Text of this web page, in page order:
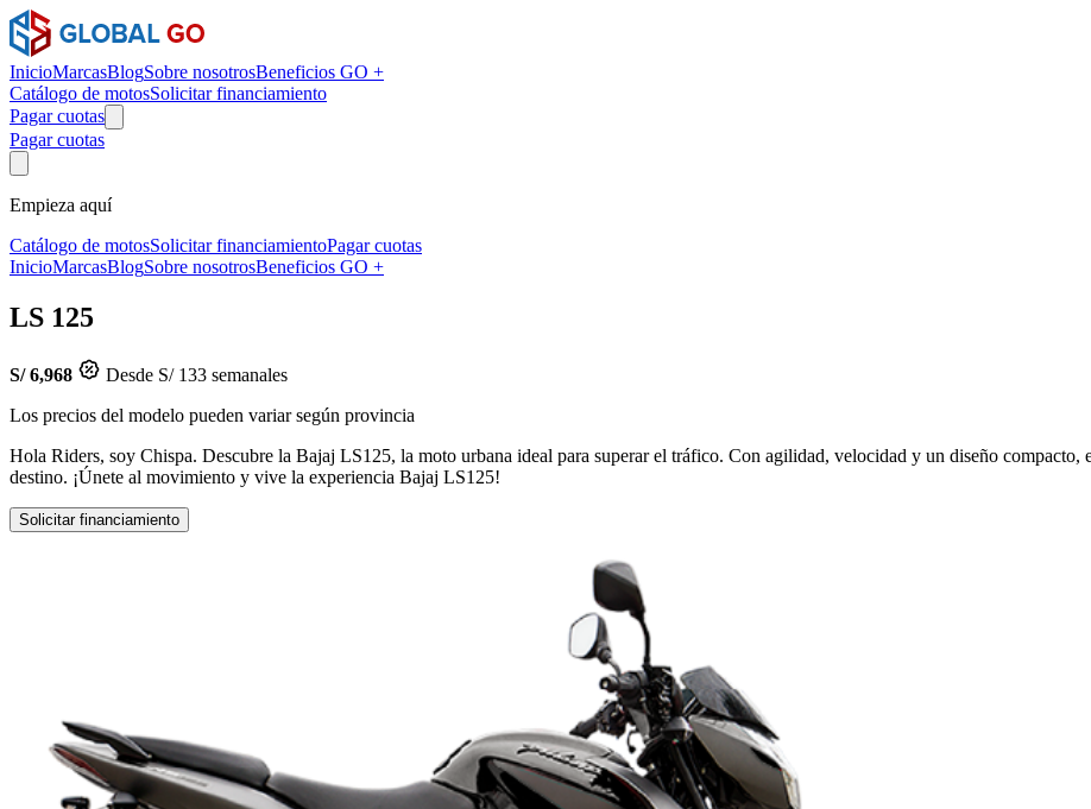
InicioMarcasBlogSobre nosotrosBeneficios GO +
Catálogo de motosSolicitar financiamiento
Pagar cuotas
Pagar cuotas
Empieza aquí
Catálogo de motosSolicitar financiamientoPagar cuotas
InicioMarcasBlogSobre nosotrosBeneficios GO +
LS 125
S/ 6,968
Desde S/ 133 semanales
Los precios del modelo pueden variar según provincia
Hola Riders, soy Chispa. Descubre la Bajaj LS125, la moto urbana ideal para superar el tráfico. Con agilidad, velocidad y un diseño compacto,
destino. ¡Únete al movimiento y vive la experiencia Bajaj LS125!
Solicitar financiamiento